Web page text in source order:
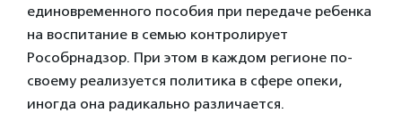
единовременного пособия при передаче ребенка
на воспитание в семью контролирует
Рособрнадзор. При этом в каждом регионе по-
своему реализуется политика в сфере опеки,
иногда она радикально различается.